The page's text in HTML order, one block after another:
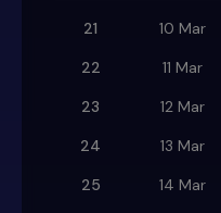
21 10 Mar
22
11 Mar
23
12 Mar
24
13 Mar
25
14 Mar